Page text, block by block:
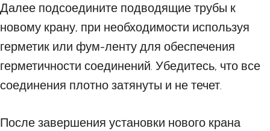
Далее подсоедините подводящие трубы к
новому крану, при необходимости используя
герметик или фум-ленту для обеспечения
герметичности соединений. Убедитесь, что все
соединения плотно затянуты и не течет.
После завершения установки нового крана